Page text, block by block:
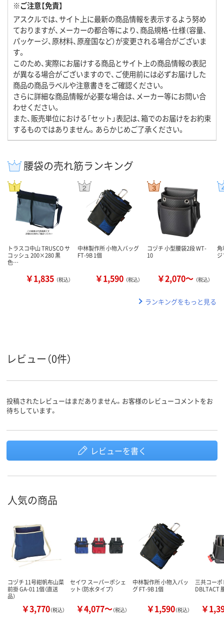
※ご注意【免責】
アスクルでは、サイト上に最新の商品情報を表示するよう努め
ておりますが、メーカーの都合等により、商品規格・仕様（容量、
パッケージ、原材料、原産国など）が変更される場合がございま
す。
このため、実際にお届けする商品とサイト上の商品情報の表記
が異なる場合がございますので、ご使用前には必ずお届けした
商品の商品ラベルや注意書きをご確認ください。
さらに詳細な商品情報が必要な場合は、メーカー等にお問い合
わせください。
また、販売単位における「セット」表記は、箱でのお届けをお約束
するものではありません。あらかじめご了承ください。
腰袋の売れ筋ランキング
トラスコ中山 TRUSCO サ
コッシュ 200×280 黒
色…
￥1,835 （税込）
中林製作所 小物入バッグ
FT-9B 1個
￥1,590 （税込）
コヅチ 小型腰袋2段 WT-
10
￥2,070～ （税込）
角
ジ
ランキングをもっと見る
レビュー（0件）
投稿されたレビューはまだありません。お客様のレビューコメントをお
待ちしています。
レビューを書く
人気の商品
コヅチ 11号紺帆布山菜
前掛 GA-01 1個（直送
品）
￥3,770（税込）
セイワ スーパーポシェ
ット（防水タイプ）
￥4,077～（税込）
中林製作所 小物入バッ
グ FT-9B 1個
￥1,590（税込）
三共コー
DBLTACT
￥